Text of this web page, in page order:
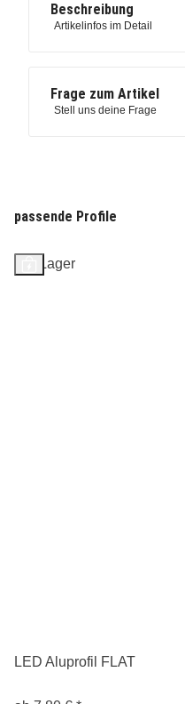
Beschreibung
Artikelinfos im Detail
Frage zum Artikel
Stell uns deine Frage
passende Profile
Auf Lager
LED Aluprofil FLAT